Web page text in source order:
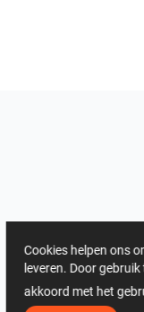
Cookies helpen ons
leveren. Door
akkoord met het